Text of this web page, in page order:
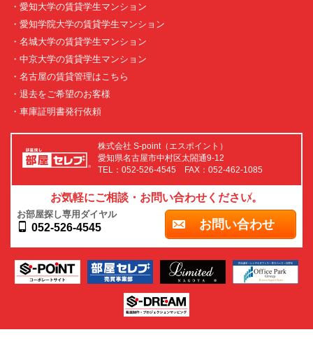
・愛知大学の賃貸学生マンション
・愛知学院大学の賃貸学生マンション
・名城大学の賃貸学生マンション
・中京大学の賃貸学生マンション
・名古屋の賃貸管理はこちら
・退去をご希望のお客様
・車庫証明書発行依頼
株式会社 S-point（エスポイント）
愛知県名古屋市中村区太閤通9-12
TEL：052-526-4545 FAX：052-462-1085
お気軽にご相談・お問い合わせください。
お部屋探し専用ダイヤル
052-526-4545 お問い合わせ